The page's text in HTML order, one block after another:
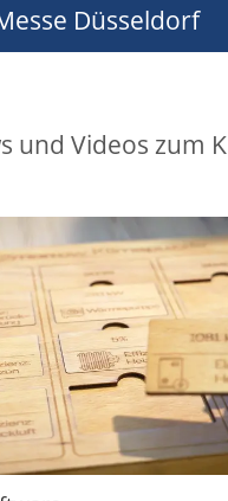
Düsseldorf
und Videos zum K